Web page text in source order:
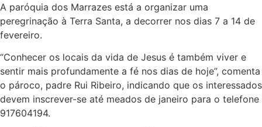
A paróquia dos Marrazes está a organizar uma
peregrinação à Terra Santa, a decorrer nos dias 7 a 14 de
fevereiro.
“Conhecer os locais da vida de Jesus é também viver e
sentir mais profundamente a fé nos dias de hoje”, comenta
o pároco, padre Rui Ribeiro, indicando que os interessados
devem inscrever-se até meados de janeiro para o telefone
917604194.